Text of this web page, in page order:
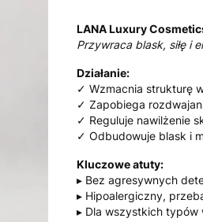
LANA Luxury
Przywraca blask, siłę i
Działanie:
✓ Wzmacnia strukturę
✓ Zapobiega
✓ Reguluje nawilżenie
✓ Odbudowuje blask i
Kluczowe atuty:
▸ Bez agresywnych
▸ Hipoalergiczny,
▸ Dla wszystkich typów